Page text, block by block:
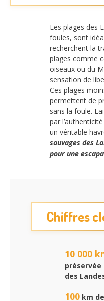
Les plages des
foules, sont
recherchent la
plages comme
oiseaux ou du
sensation de
Ces plages
permettent de
sans la foule.
par
un véritable
sauvages des
pour une
Chiffres
10 000
préservée
des
100 km